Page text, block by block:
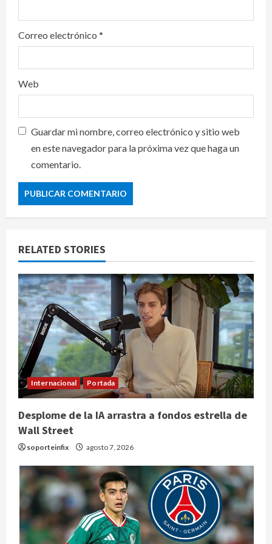
Correo electrónico *
Web
Guardar mi nombre, correo electrónico y sitio web
en este navegador para la próxima vez que haga un
comentario.
RELATED STORIES
Internacional Portada
Desplome de la IA arrastra a fondos estrella de
Wall Street
soporteinfix agosto 7, 2026